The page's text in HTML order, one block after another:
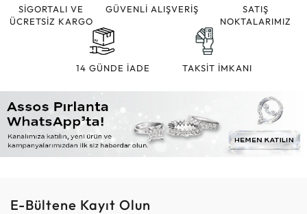
SİGORTALI VE
ÜCRETSİZ KARGO
GÜVENLİ ALIŞVERİŞ
SATIŞ
NOKTALARIMIZ
14 GÜNDE İADE TAKSİT İMKANI
E-Bültene Kayıt Olun